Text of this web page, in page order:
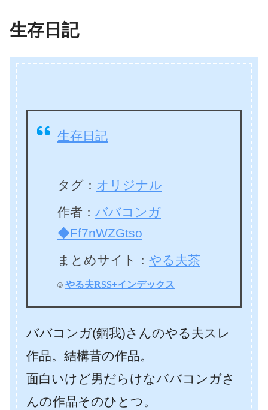
生存日記
生存日記
タグ： オリジナル
作者： ババコンガ
◆Ff7nWZGtso
まとめサイト： やる夫茶
© やる夫RSS+インデックス
ババコンガ(鋼我)さんのやる夫スレ
作品。結構昔の作品。
面白いけど男だらけなババコンガさ
んの作品そのひとつ。